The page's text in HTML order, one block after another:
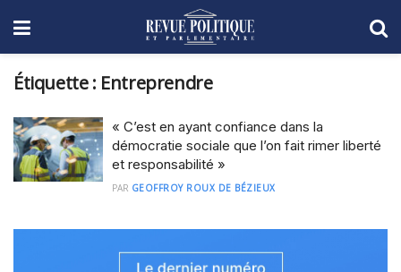
Étiquette : Entreprendre
« C’est en ayant confiance dans la
démocratie sociale que l’on fait rimer liberté
et responsabilité »
PAR GEOFFROY ROUX DE BÉZIEUX